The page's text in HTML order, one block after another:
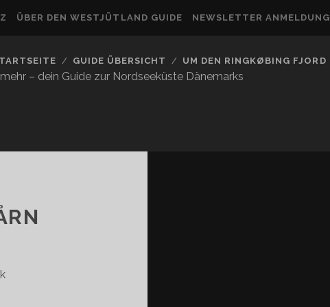
ÜBER DEN WESTJÜTLAND GUIDE NEWSLETTER ANMELDUNG
– dein Guide zur Nordseeküste Dänemarks
GUIDE ÜBERSICHT UM DEN RINGKØBING FJORD